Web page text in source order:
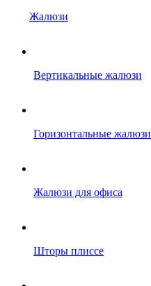
Жалюзи
Вертикальные жалюзи
Горизонтальные жалюзи
Жалюзи для офиса
Шторы плиссе